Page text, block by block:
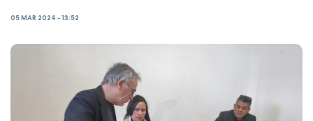
05 MAR 2024 - 13:52